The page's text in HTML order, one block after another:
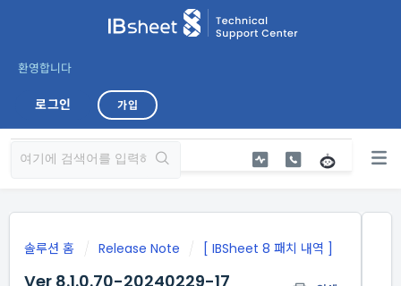
환영합니다
로그인 가입
솔루션 홈 Release Note [ IBSheet 8 패치 내역 ]
Ver 8.1.0.70-20240229-17